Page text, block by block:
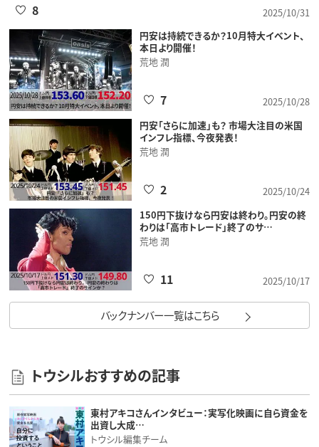
2025/10/31
8
円安は持続できるか？10月特大イベント、
本日より開催！
荒地 潤
2025/10/28
7
円安「さらに加速」も？ 市場大注目の米国
インフレ指標、今夜発表！
荒地 潤
2025/10/24
2
150円下抜けなら円安は終わり。円安の終
わりは「高市トレード」終了のサ…
荒地 潤
2025/10/17
11
バックナンバー一覧はこちら
トウシルおすすめの記事
東村アキコさんインタビュー：実写化映画に自ら資金を
出資し大成…
トウシル編集チーム